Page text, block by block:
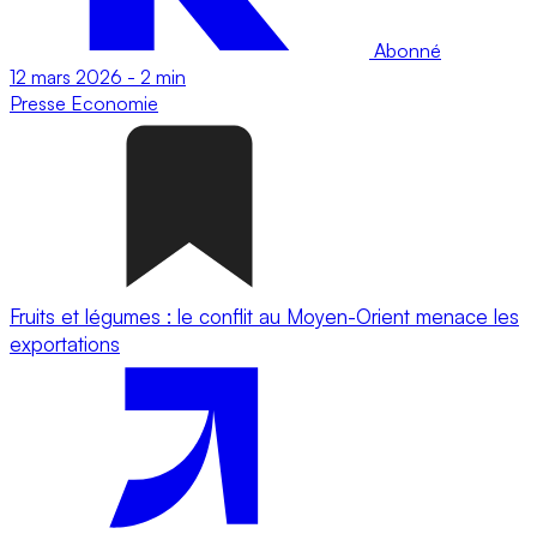
Abonné
12 mars 2026 - 2 min
Presse Economie
Fruits et légumes : le conflit au Moyen-Orient menace les
exportations